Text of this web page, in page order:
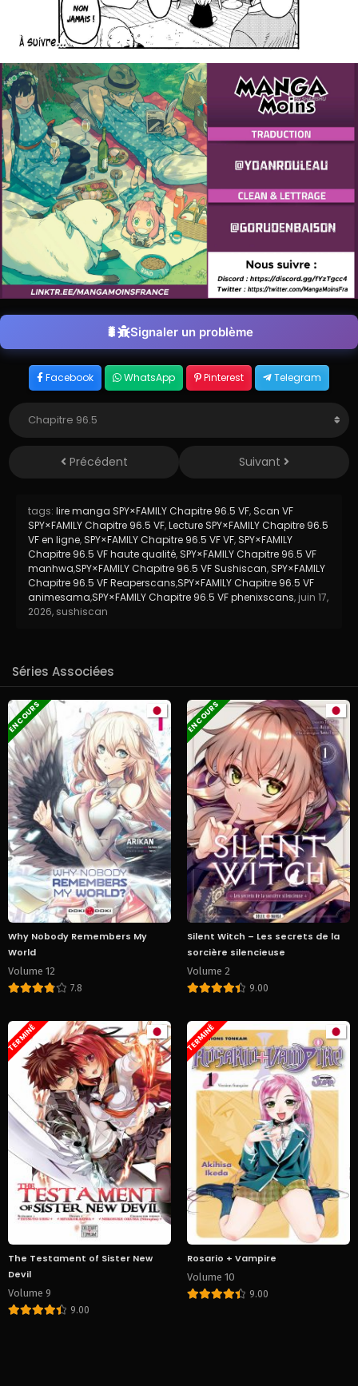
Signaler un problème
Facebook WhatsApp Pinterest Telegram
Précédent Suivant
tags: lire manga SPY×FAMILY Chapitre 96.5 VF, Scan VF
SPY×FAMILY Chapitre 96.5 VF,Lecture SPY×FAMILY Chapitre 96.5
VF en ligne, SPY×FAMILY Chapitre 96.5 VF VF, SPY×FAMILY
Chapitre 96.5 VF haute qualité, SPY×FAMILY Chapitre 96.5 VF
manhwa,SPY×FAMILY Chapitre 96.5 VF Sushiscan, SPY×FAMILY
Chapitre 96.5 VF Reaperscans,SPY×FAMILY Chapitre 96.5 VF
animesama,SPY×FAMILY Chapitre 96.5 VF phenixscans, juin 17,
2026, sushiscan
Séries Associées
EN COURS
Why Nobody Remembers My
World
Volume 12
7.8
EN COURS
Silent Witch – Les secrets de la
sorcière silencieuse
Volume 2
9.00
TERMINÉ
The Testament of Sister New
Devil
Volume 9
9.00
TERMINÉ
Rosario + Vampire
Volume 10
9.00